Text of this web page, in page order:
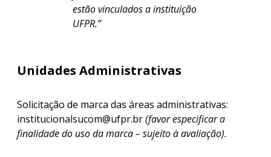
estão vinculados a instituição
UFPR.”
Unidades Administrativas
Solicitação de marca das áreas administrativas:
institucionalsucom@ufpr.br(favor especificar a
finalidade do uso da marca – sujeito à avaliação).